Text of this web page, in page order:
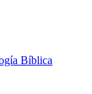
Bíblica